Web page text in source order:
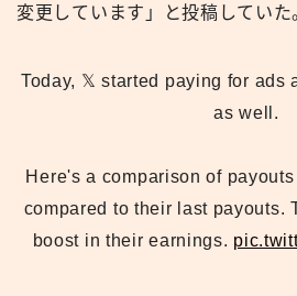
変更しています」と投稿していた
Today, 𝕏 started paying for ads
as well.
Here's a comparison of
compared to their last payouts.
boost in their earnings.